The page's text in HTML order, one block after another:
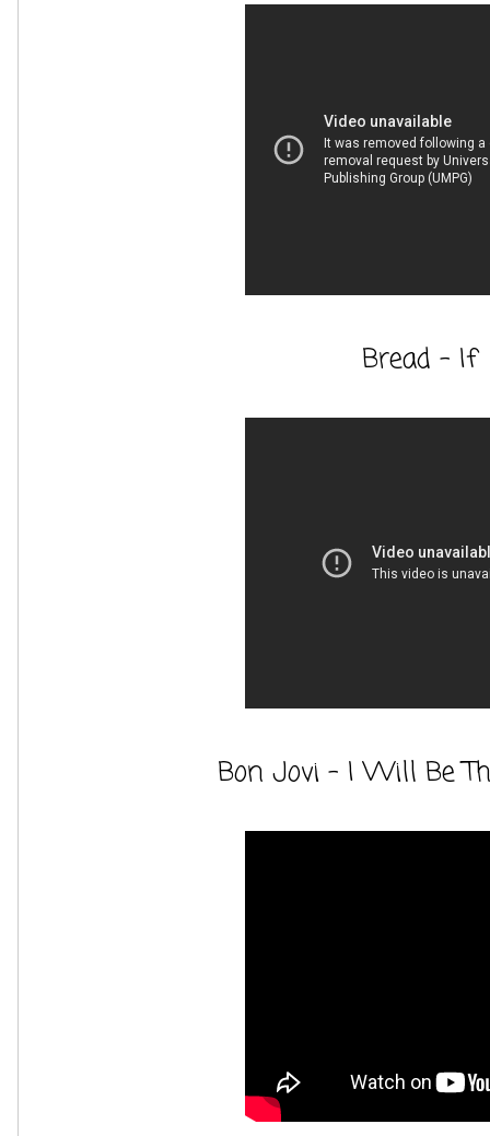
Bread - If
Bon Jovi - I Will Be